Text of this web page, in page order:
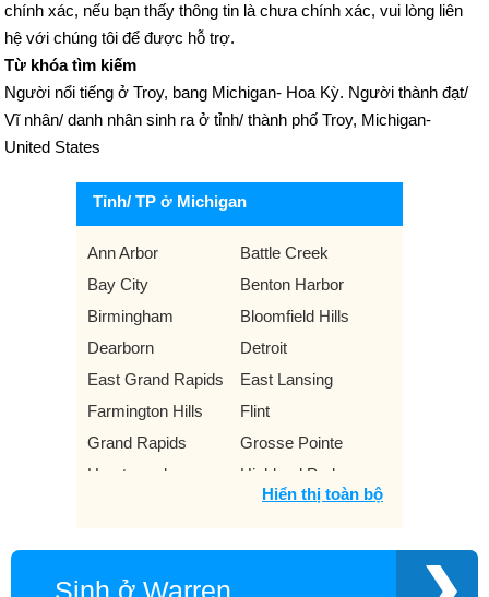
chính xác, nếu bạn thấy thông tin là chưa chính xác, vui lòng liên
hệ với chúng tôi để được hỗ trợ.
Từ khóa tìm kiếm
Người nổi tiếng ở Troy, bang Michigan- Hoa Kỳ. Người thành đạt/
Vĩ nhân/ danh nhân sinh ra ở tỉnh/ thành phố Troy, Michigan-
United States
Tỉnh/ TP ở Michigan
Ann Arbor
Battle Creek
Bay City
Benton Harbor
Birmingham
Bloomfield Hills
Dearborn
Detroit
East Grand Rapids
East Lansing
Farmington Hills
Flint
Grand Rapids
Grosse Pointe
Hamtramck
Highland Park
Jackson
Hiển thị toàn bộ
Sinh ở Warren